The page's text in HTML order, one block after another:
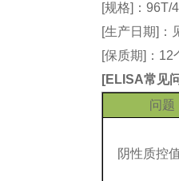
[规格]：96T/
[生产日期]：
[保质期]：
[ELISA常见
问题
阴性质控